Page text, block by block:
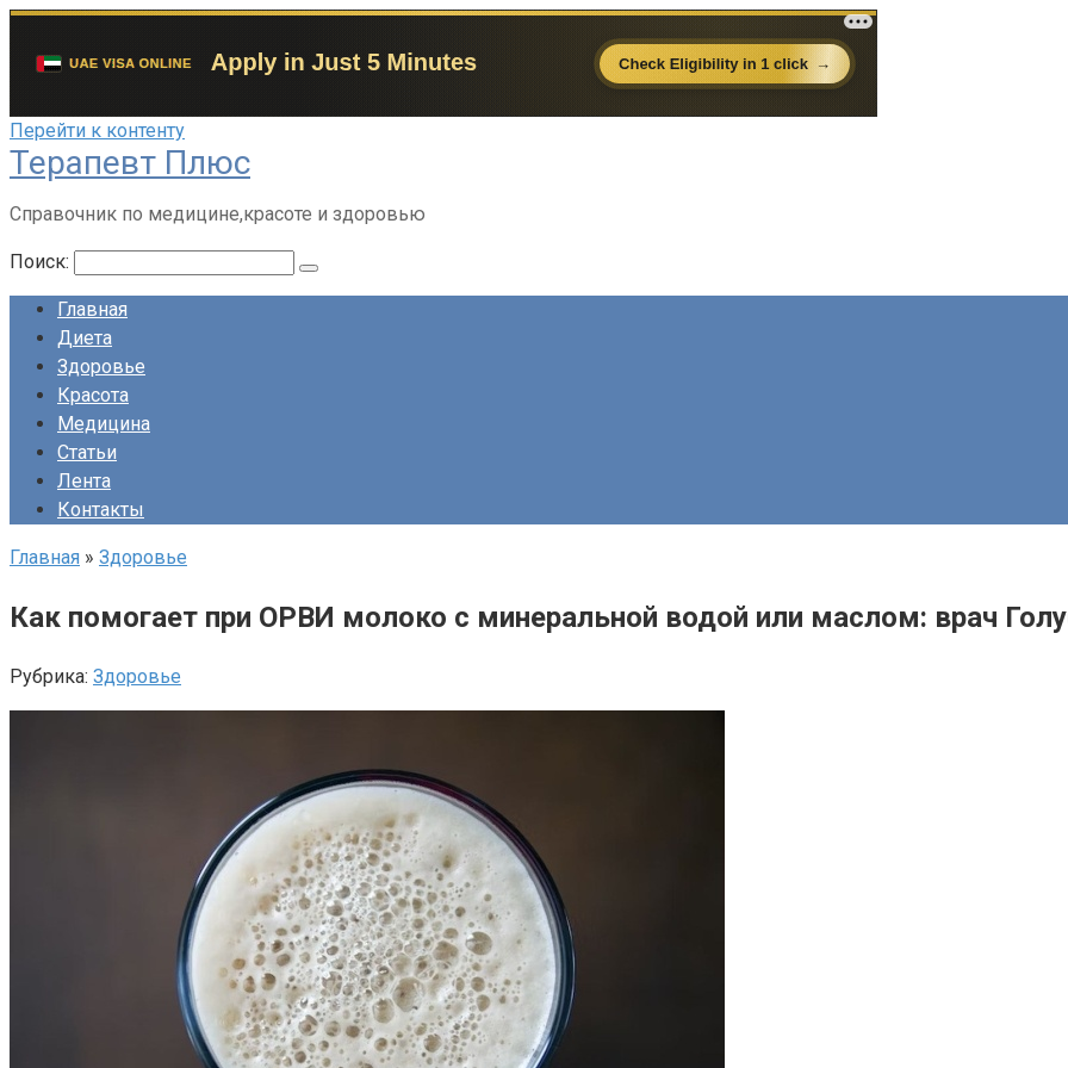
Перейти к контенту
Терапевт Плюс
Справочник по медицине,красоте и здоровью
Поиск:
Главная
Диета
Здоровье
Красота
Медицина
Статьи
Лента
Контакты
Главная » Здоровье
Как помогает при ОРВИ молоко с минеральной водой или маслом: врач
Рубрика: Здоровье